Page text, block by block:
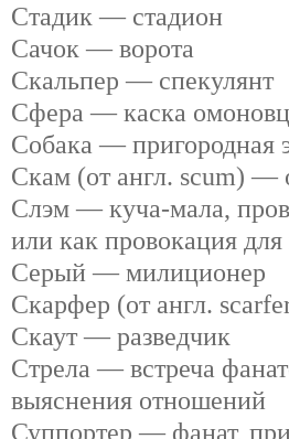
Стадик — стадион
Сачок — ворота
Скальпер — спекулянт
Сфера — каска
Собака — пригородная
Скам (от англ. scum) —
Слэм — куча-мала,
или как провокация
Серый — милиционер
Скарфер (от англ.
Скаут — разведчик
Стрела — встреча
выяснения отношений
Суппортер — фанат,